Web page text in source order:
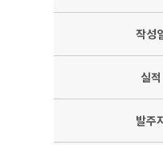
작성
실적
발주